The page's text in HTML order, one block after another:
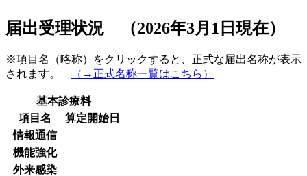
届出受理状況 （2026年3月1日現在）
※項目名（略称）をクリックすると、正式な届出名称が表示
されます。
（→正式名称一覧はこちら）
基本診療料
項目名
算定開始日
情報通信
機能強化
外来感染